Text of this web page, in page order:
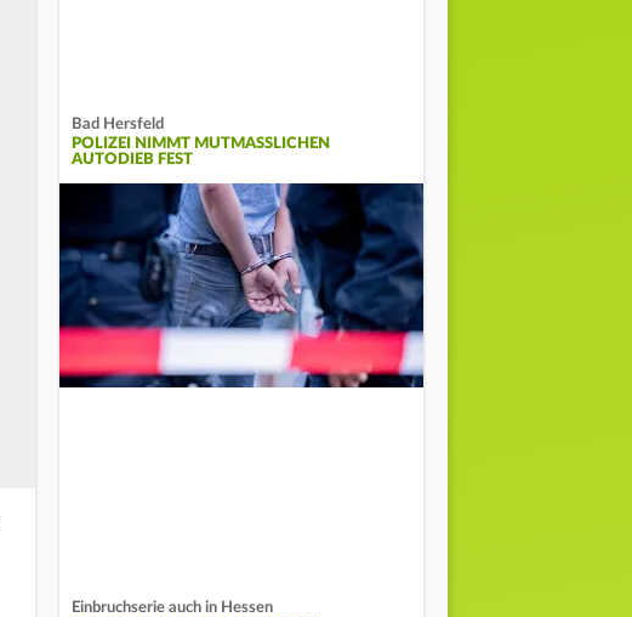
Bad Hersfeld
POLIZEI NIMMT MUTMASSLICHEN A
UTODIEB FEST
Einbruchserie auch in Hessen